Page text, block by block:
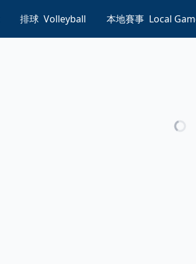
排球 Volleyball 本地賽事 Local